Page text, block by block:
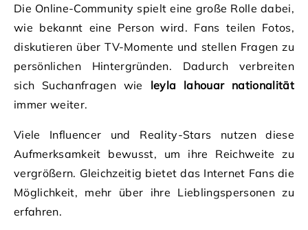
Die Online-Community spielt eine große Rolle dabei,
wie bekannt eine Person wird. Fans teilen Fotos,
diskutieren über TV-Momente und stellen Fragen zu
persönlichen Hintergründen. Dadurch verbreiten
sich Suchanfragen wie leyla lahouar nationalität
immer weiter.
Viele Influencer und Reality-Stars nutzen diese
Aufmerksamkeit bewusst, um ihre Reichweite zu
vergrößern. Gleichzeitig bietet das Internet Fans die
Möglichkeit, mehr über ihre Lieblingspersonen zu
erfahren.